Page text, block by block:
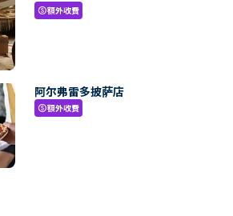
paid額外收費
阿尔弗雷多披萨店
paid額外收費